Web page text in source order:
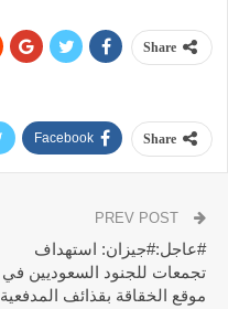
Share
Share
Facebook
#عاجل:#جيزان: استهداف
تجمعات للجنود السعوديين في
موقع الخقاقة بقذائف المدفعية